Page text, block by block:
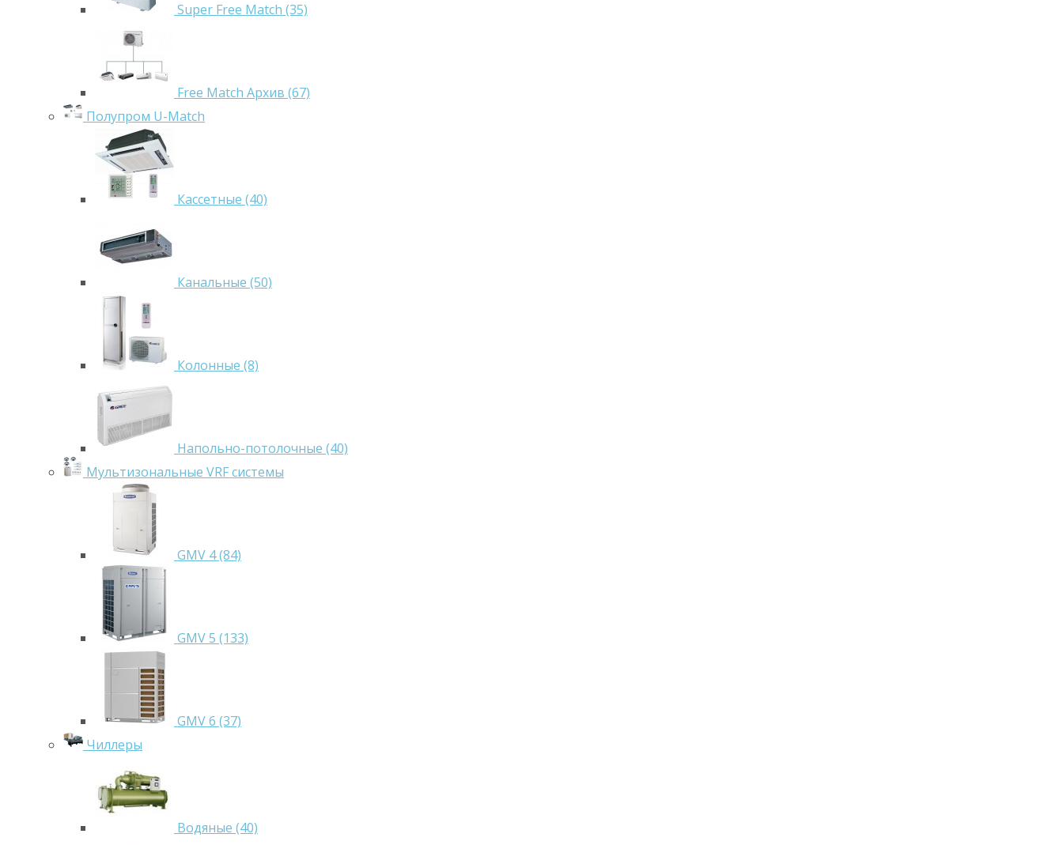
Super Free Match (35)
Free Match Архив (67)
Полупром U-Match
Кассетные (40)
Канальные (50)
Колонные (8)
Напольно-потолочные (40)
Мультизональные VRF системы
GMV 4 (84)
GMV 5 (133)
GMV 6 (37)
Чиллеры
Водяные (40)